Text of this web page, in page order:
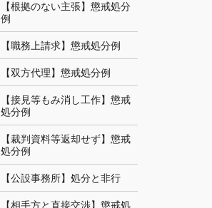
【根拠のない主張】懲戒処分
例
【職務上請求】懲戒処分例
【双方代理】懲戒処分例
【接見等もみ消し工作】懲戒
処分例
【裁判資料等返却せず】懲戒
処分例
【公設事務所】処分と非行
【相手方と直接交渉】懲戒処